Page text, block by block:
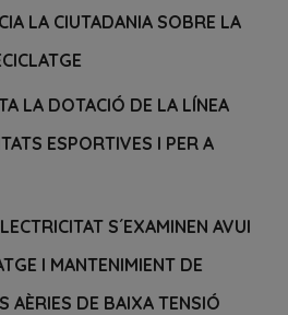
LA CIUTADANIA SOBRE LA
LA DOTACIÓ DE LA LÍNEA
ESPORTIVES I PER A
S´EXAMINEN AVUI
I MANTENIMIENT DE
AÈRIES DE BAIXA TENSIÓ